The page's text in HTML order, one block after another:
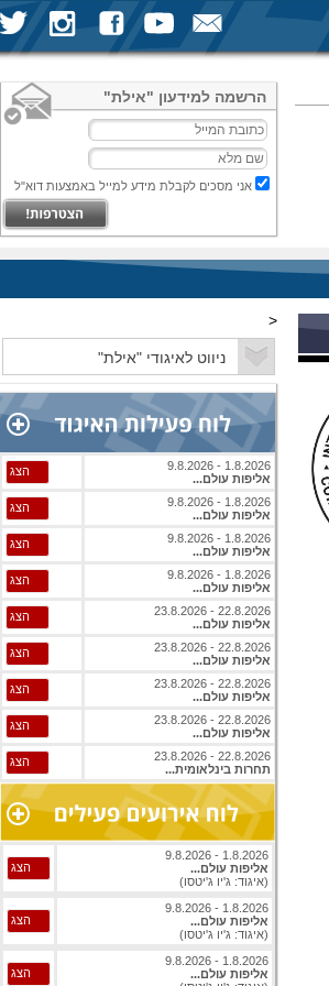
הרשמה למידעון "אילת"
אני מסכים לקבלת מידע למייל באמצעות דוא"ל
<
1.8.2026 - 9.8.2026
אליפות עולם...
הצג
1.8.2026 - 9.8.2026
אליפות עולם...
הצג
1.8.2026 - 9.8.2026
אליפות עולם...
הצג
1.8.2026 - 9.8.2026
אליפות עולם...
הצג
22.8.2026 - 23.8.2026
אליפות עולם...
הצג
22.8.2026 - 23.8.2026
אליפות עולם...
הצג
22.8.2026 - 23.8.2026
אליפות עולם...
הצג
22.8.2026 - 23.8.2026
אליפות עולם...
הצג
22.8.2026 - 23.8.2026
תחרות בינלאומית...
הצג
1.8.2026 - 9.8.2026
אליפות עולם...
(איגוד: ג'יו ג'יטסו)
הצג
1.8.2026 - 9.8.2026
אליפות עולם...
(איגוד: ג'יו ג'יטסו)
הצג
1.8.2026 - 9.8.2026
אליפות עולם...
הצג